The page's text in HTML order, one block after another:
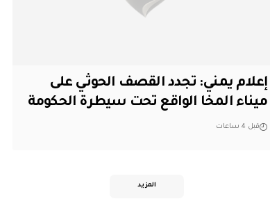
إعلام يمني: تجدد القصف الحوثي على
ميناء المخا الواقع تحت سيطرة الحكومة
قبل 4 ساعات
المزيد